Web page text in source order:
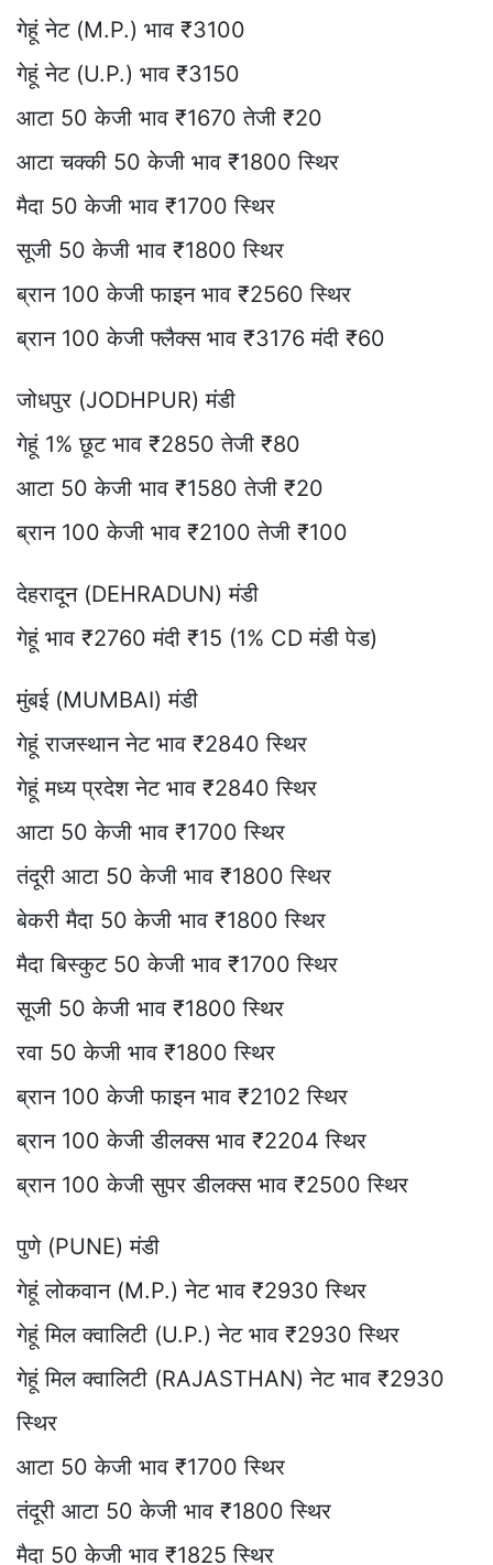
गेहूं नेट (M.P.) भाव ₹3100
गेहूं नेट (U.P.) भाव ₹3150
आटा 50 केजी भाव ₹1670 तेजी ₹20
आटा चक्की 50 केजी भाव ₹1800 स्थिर
मैदा 50 केजी भाव ₹1700 स्थिर
सूजी 50 केजी भाव ₹1800 स्थिर
ब्रान 100 केजी फाइन भाव ₹2560 स्थिर
ब्रान 100 केजी फ्लैक्स भाव ₹3176 मंदी ₹60
जोधपुर (JODHPUR) मंडी
गेहूं 1% छूट भाव ₹2850 तेजी ₹80
आटा 50 केजी भाव ₹1580 तेजी ₹20
ब्रान 100 केजी भाव ₹2100 तेजी ₹100
देहरादून (DEHRADUN) मंडी
गेहूं भाव ₹2760 मंदी ₹15 (1% CD मंडी पेड)
मुंबई (MUMBAI) मंडी
गेहूं राजस्थान नेट भाव ₹2840 स्थिर
गेहूं मध्य प्रदेश नेट भाव ₹2840 स्थिर
आटा 50 केजी भाव ₹1700 स्थिर
तंदूरी आटा 50 केजी भाव ₹1800 स्थिर
बेकरी मैदा 50 केजी भाव ₹1800 स्थिर
मैदा बिस्कुट 50 केजी भाव ₹1700 स्थिर
सूजी 50 केजी भाव ₹1800 स्थिर
रवा 50 केजी भाव ₹1800 स्थिर
ब्रान 100 केजी फाइन भाव ₹2102 स्थिर
ब्रान 100 केजी डीलक्स भाव ₹2204 स्थिर
ब्रान 100 केजी सुपर डीलक्स भाव ₹2500 स्थिर
पुणे (PUNE) मंडी
गेहूं लोकवान (M.P.) नेट भाव ₹2930 स्थिर
गेहूं मिल क्वालिटी (U.P.) नेट भाव ₹2930 स्थिर
गेहूं मिल क्वालिटी (RAJASTHAN) नेट भाव ₹2930
स्थिर
आटा 50 केजी भाव ₹1700 स्थिर
तंदूरी आटा 50 केजी भाव ₹1800 स्थिर
मैदा 50 केजी भाव ₹1825 स्थिर